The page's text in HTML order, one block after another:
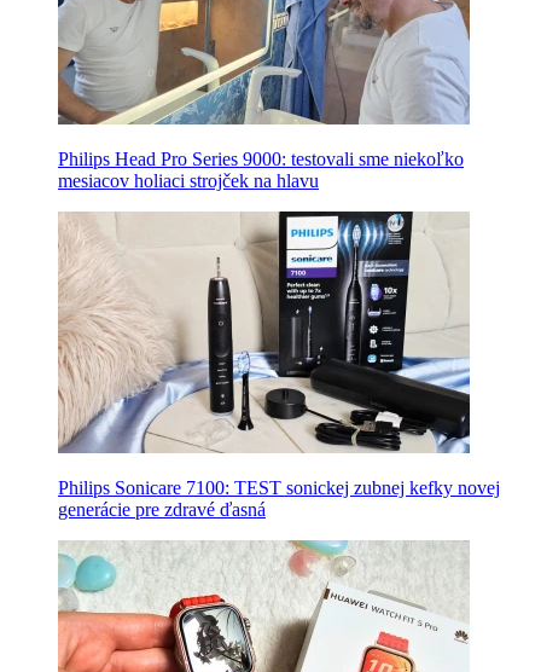
Philips Head Pro Series 9000: testovali sme niekoľko
mesiacov holiaci strojček na hlavu
Philips Sonicare 7100: TEST sonickej zubnej kefky novej
generácie pre zdravé ďasná